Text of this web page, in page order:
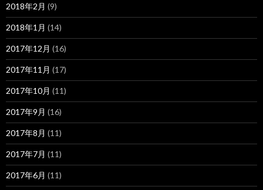
2018年2月 (9)
2018年1月 (14)
2017年12月 (16)
2017年11月 (17)
2017年10月 (11)
2017年9月 (16)
2017年8月 (11)
2017年7月 (11)
2017年6月 (11)